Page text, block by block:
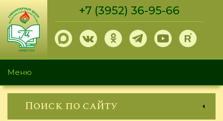
Перейти
основному
содержанию
+7 (3952) 36-95-66
Меню
Поиск по сайту